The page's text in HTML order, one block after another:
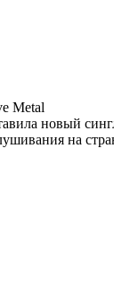
Metal
новый
на